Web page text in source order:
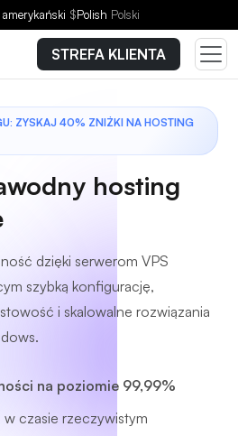
$Polish Polski
STREFA KLIENTA
ZYSKAJ 40% ZNIŻKI NA HOSTING
hosting
dzięki serwerom VPS
szybką konfigurację,
i skalowalne rozwiązania
na poziomie 99,99%
w czasie rzeczywistym